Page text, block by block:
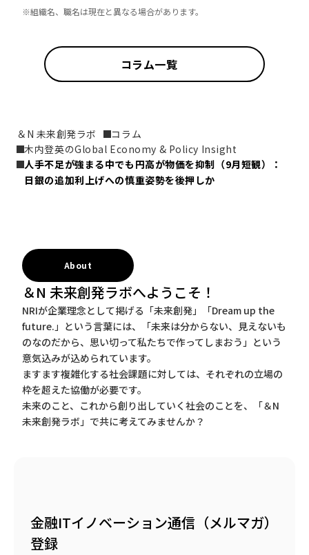
※組織名、職名は現在と異なる場合があります。
コラム一覧
＆N 未来創発ラボ
コラム
木内登英のGlobal Economy & Policy Insight
人手不足が強まる中でも円高が物価を抑制（9月短観）：
日銀の追加利上げへの慎重姿勢を後押しか
About
＆N 未来創発ラボへようこそ！
NRIが企業理念として掲げる「未来創発」「Dream up the
future.」という言葉には、「未来は分からない、見えないも
のなのだから、思い切って私たちで作ってしまおう」という
意気込みが込められています。
ますます複雑化する社会課題に対しては、それぞれの立場の
枠を超えた協働が必要です。
未来のこと、これから創り出していく社会のことを、「＆N
未来創発ラボ」で共に考えてみませんか？
金融ITイノベーション通信（メルマガ）
登録